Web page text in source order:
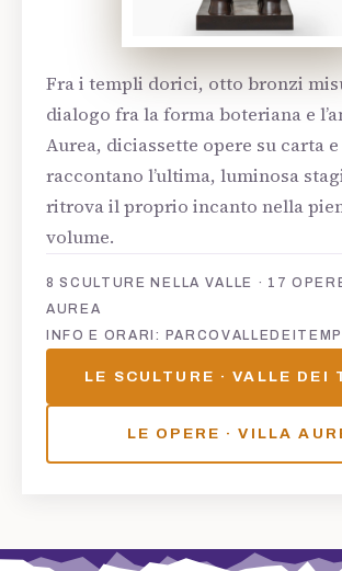
Fra i templi dorici, otto bronzi
dialogo fra la forma boteriana e
Aurea, diciassette opere su carta
raccontano l’ultima, luminosa
ritrova il proprio incanto nella
volume.
8 SCULTURE NELLA VALLE · 17
AUREA
INFO E ORARI:
LE SCULTURE · VALLE DEI
LE OPERE · VILLA